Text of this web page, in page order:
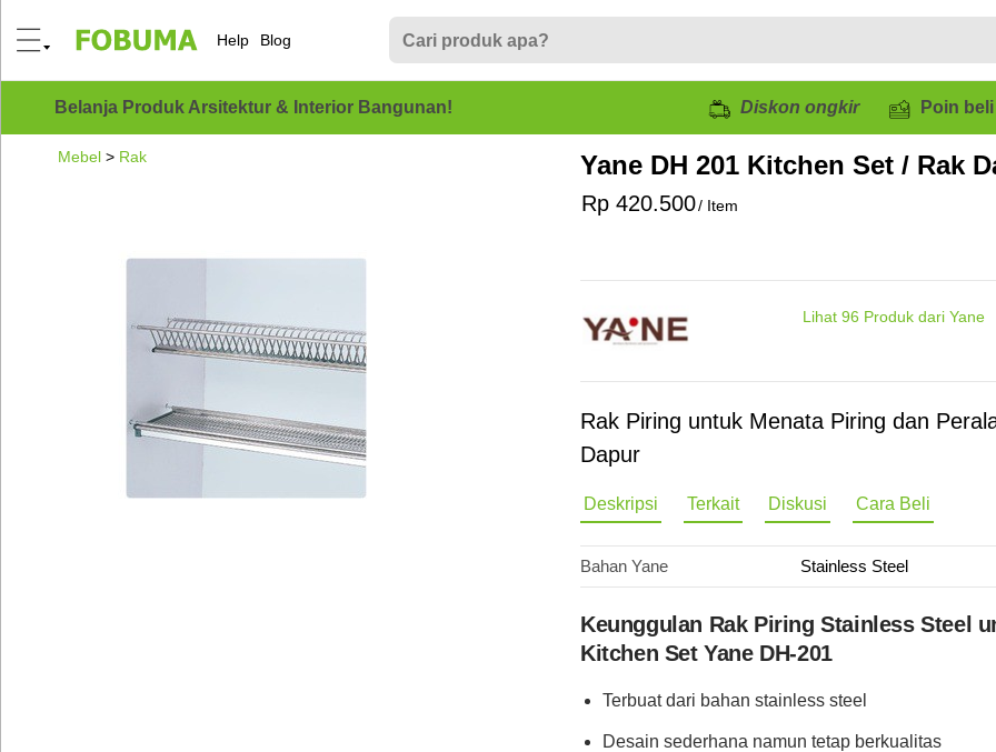
Help Blog
Belanja Produk Arsitektur & Interior Bangunan! Diskon ongkir Poin
Mebel > Rak Yane DH 201 Kitchen Set / Rak
Rp 420.500/ Item
Lihat 96 Produk dari Yane
Rak Piring untuk Menata Piring dan
Dapur
Deskripsi Terkait Diskusi Cara Beli
Bahan Yane Stainless Steel
Keunggulan Rak Piring Stainless Steel
Kitchen Set Yane DH-201
Terbuat dari bahan stainless steel
Desain sederhana namun tetap berkualitas